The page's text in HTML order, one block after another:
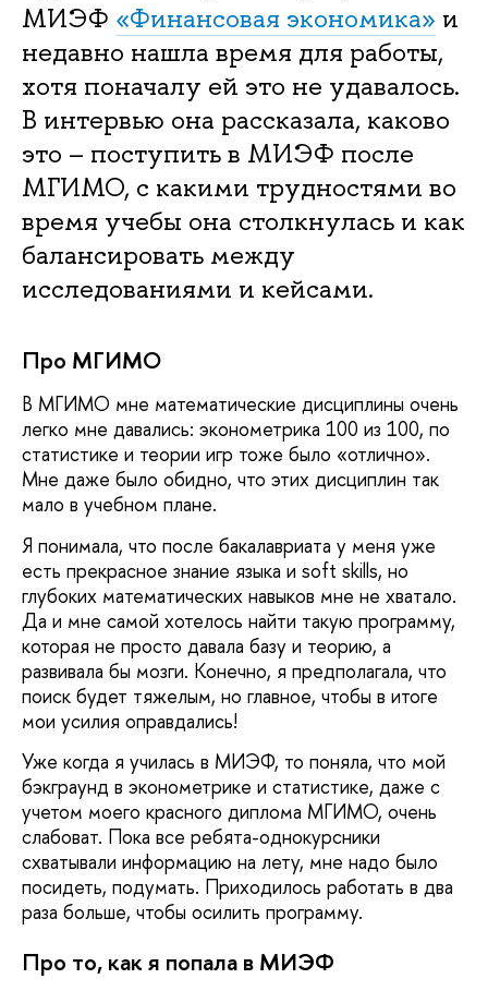
МИЭФ «Финансовая экономика» и
недавно нашла время для работы,
хотя поначалу ей это не удавалось.
В интервью она рассказала, каково
это – поступить в МИЭФ после
МГИМО, с какими трудностями во
время учебы она столкнулась и как
балансировать между
исследованиями и кейсами.
Про МГИМО
В МГИМО мне математические дисциплины очень
легко мне давались: эконометрика 100 из 100, по
статистике и теории игр тоже было «отлично».
Мне даже было обидно, что этих дисциплин так
мало в учебном плане.
Я понимала, что после бакалавриата у меня уже
есть прекрасное знание языка и soft skills, но
глубоких математических навыков мне не хватало.
Да и мне самой хотелось найти такую программу,
которая не просто давала базу и теорию, а
развивала бы мозги. Конечно, я предполагала, что
поиск будет тяжелым, но главное, чтобы в итоге
мои усилия оправдались!
Уже когда я училась в МИЭФ, то поняла, что мой
бэкграунд в эконометрике и статистике, даже с
учетом моего красного диплома МГИМО, очень
слабоват. Пока все ребята-однокурсники
схватывали информацию на лету, мне надо было
посидеть, подумать. Приходилось работать в два
раза больше, чтобы осилить программу.
Про то, как я попала в МИЭФ